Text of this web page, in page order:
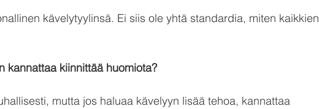
kävelytyylinsä. Ei siis ole yhtä standardia, miten kaikkien
kannattaa kiinnittää huomiota?
mutta jos haluaa kävelyyn lisää tehoa, kannattaa